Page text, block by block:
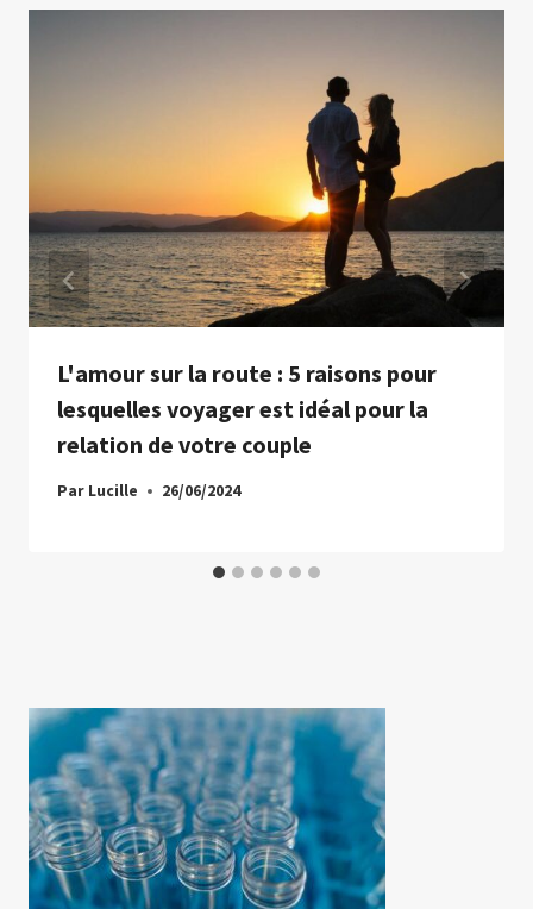
L'amour sur la route : 5 raisons pour
lesquelles voyager est idéal pour la
relation de votre couple
Par Lucille 26/06/2024